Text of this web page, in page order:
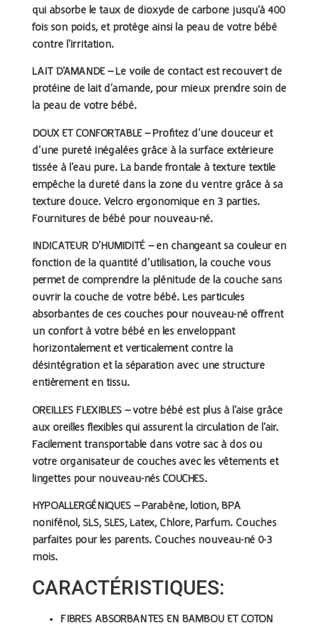
qui absorbe le taux de dioxyde de carbone jusqu’à 400
fois son poids, et protège ainsi la peau de votre bébé
contre l’irritation.
LAIT D’AMANDE –Le voile de contact est recouvert de
protéine de lait d’amande, pour mieux prendre soin de
la peau de votre bébé.
DOUX ET CONFORTABLE –Profitez d’une douceur et
d’une pureté inégalées grâce à la surface extérieure
tissée à l’eau pure. La bande frontale à texture textile
empêche la dureté dans la zone du ventre grâce à sa
texture douce. Velcro ergonomique en 3 parties.
Fournitures de bébé pour nouveau-né.
INDICATEUR D’HUMIDITÉ –en changeant sa couleur en
fonction de la quantité d’utilisation, la couche vous
permet de comprendre la plénitude de la couche sans
ouvrir la couche de votre bébé. Les particules
absorbantes de ces couches pour nouveau-né offrent
un confort à votre bébé en les enveloppant
horizontalement et verticalement contre la
désintégration et la séparation avec une structure
entièrement en tissu.
OREILLES FLEXIBLES –votre bébé est plus à l’aise grâce
aux oreilles flexibles qui assurent la circulation de l’air.
Facilement transportable dans votre sac à dos ou
votre organisateur de couches avec les vêtements et
lingettes pour nouveau-nés COUCHES.
HYPOALLERGÉNIQUES –Parabène, lotion, BPA
nonifénol, SLS, SLES, Latex, Chlore, Parfum. Couches
parfaites pour les parents. Couches nouveau-né 0-3
mois.
CARACTÉRISTIQUES:
FIBRES ABSORBANTES EN BAMBOU ET COTON